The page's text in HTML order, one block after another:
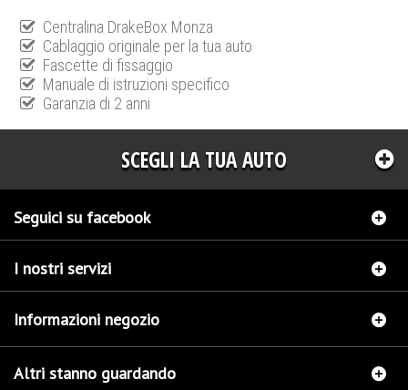
Centralina DrakeBox Monza
Cablaggio originale per la tua auto
Fascette di fissaggio
Manuale di istruzioni specifico
Garanzia di 2 anni
SCEGLI LA TUA AUTO
Seguici su facebook
I nostri servizi
Informazioni negozio
Altri stanno guardando